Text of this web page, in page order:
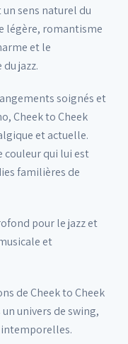
sens naturel du
légère, romantisme
et le
jazz.
soignés et
Cheek to Cheek
et actuelle.
couleur qui lui est
familières de
pour le jazz et
et
de Cheek to Cheek
univers de swing,
intemporelles.